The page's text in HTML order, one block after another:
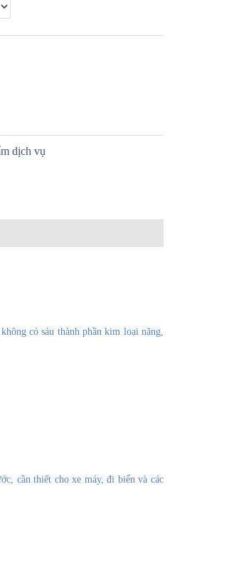
dịch vụ
có sáu thành phần kim loại nặng,
cần thiết cho xe máy, đi biển và các